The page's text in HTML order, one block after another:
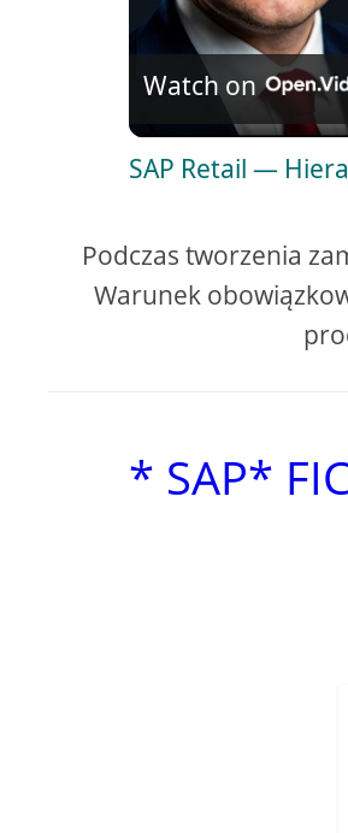
Watch on
SAP Retail —
Podczas tworzenia
Warunek
* SAP*